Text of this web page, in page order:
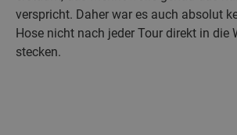
verspricht. Daher war es auch absolut
Hose nicht nach jeder Tour direkt in die
stecken.